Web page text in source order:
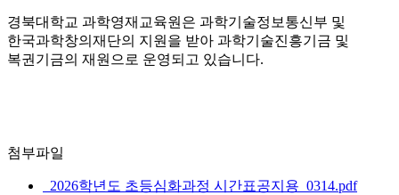
경북대학교 과학영재교육원은 과학기술정보통신부 및
한국과학창의재단의 지원을 받아 과학기술진흥기금 및
복권기금의 재원으로 운영되고 있습니다.
첨부파일
2026학년도 초등심화과정 시간표공지용_0314.pdf